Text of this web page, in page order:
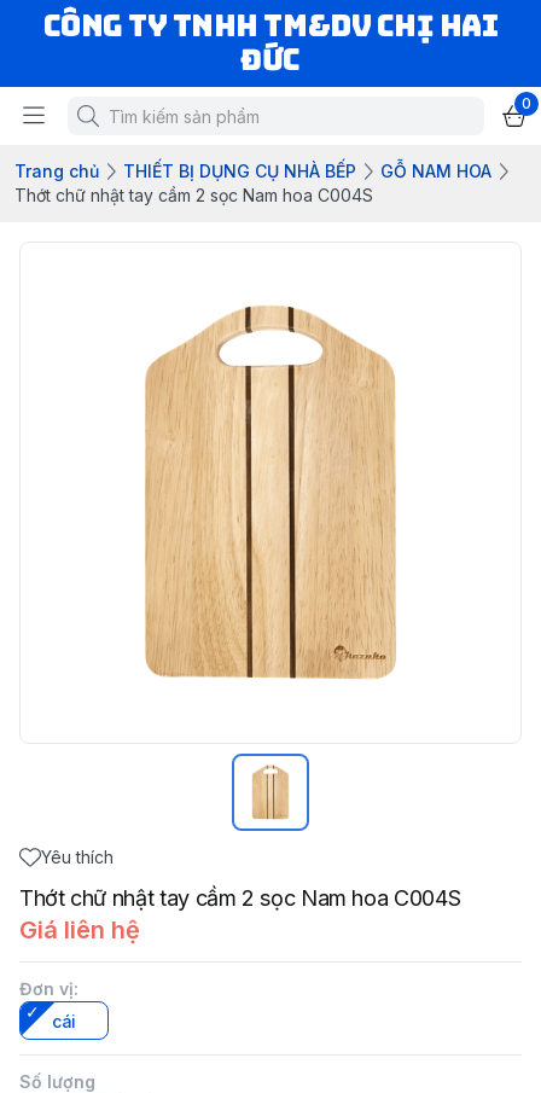
CÔNG TY TNHH TM&DV CHỊ HAI
ĐỨC
0
Trang chủ THIẾT BỊ DỤNG CỤ NHÀ BẾP
GỖ NAM HOA
Thớt chữ nhật tay cầm 2 sọc Nam hoa C004S
Yêu thích
Thớt chữ nhật tay cầm 2 sọc Nam hoa C004S
Giá liên hệ
Đơn vị:
cái
Số lượng